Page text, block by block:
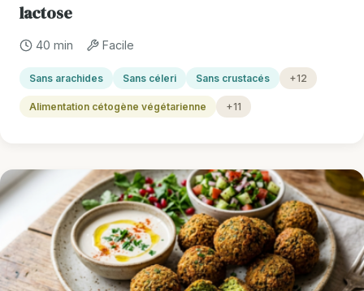
lactose
40 min Facile
Sans arachides Sans céleri Sans crustacés +12
Alimentation cétogène végétarienne +11